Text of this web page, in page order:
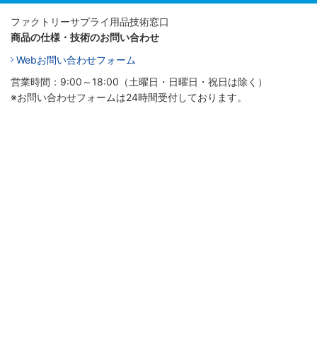
ファクトリーサプライ用品技術窓口
商品の仕様・技術のお問い合わせ
Webお問い合わせフォーム
営業時間：9:00～18:00（土曜日・日曜日・祝日は除く）
※お問い合わせフォームは24時間受付しております。